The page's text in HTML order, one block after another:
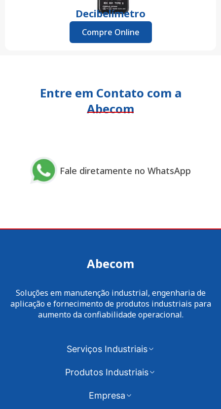
Decibelímetro
Compre Online
Entre em Contato com a
Abecom
Fale diretamente no WhatsApp
Abecom
Soluções em manutenção industrial, engenharia de
aplicação e fornecimento de produtos industriais para
aumento da confiabilidade operacional.
Serviços Industriais
Produtos Industriais
Empresa